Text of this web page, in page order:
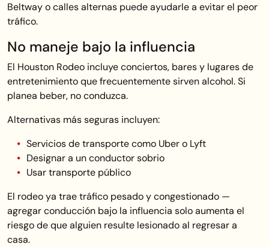
Beltway o calles alternas puede ayudarle a evitar el peor
tráfico.
No maneje bajo la influencia
El Houston Rodeo incluye conciertos, bares y lugares de
entretenimiento que frecuentemente sirven alcohol. Si
planea beber, no conduzca.
Alternativas más seguras incluyen:
Servicios de transporte como Uber o Lyft
Designar a un conductor sobrio
Usar transporte público
El rodeo ya trae tráfico pesado y congestionado —
agregar conducción bajo la influencia solo aumenta el
riesgo de que alguien resulte lesionado al regresar a
casa.